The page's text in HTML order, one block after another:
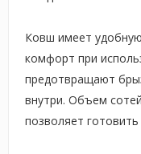
Ковш имеет
комфорт при
предотвращают
внутри. Объем
позволяет